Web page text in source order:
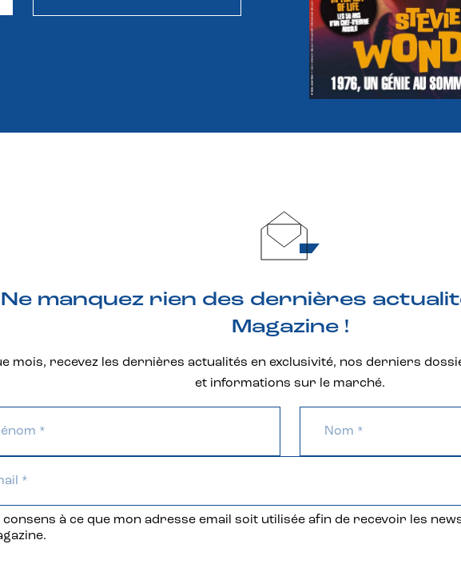
Ne manquez rien des dernières
Magazine !
mois, recevez les dernières actualités en exclusivité, nos derniers
et informations sur le marché.
consens à ce que mon adresse email soit utilisée afin de recevoir les